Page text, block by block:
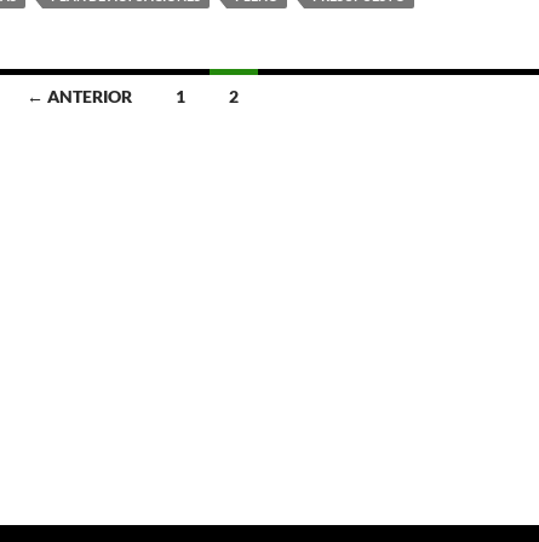
← ANTERIOR 1 2